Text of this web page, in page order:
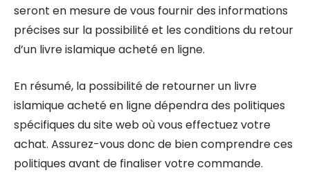
seront en mesure de vous fournir des informations
précises sur la possibilité et les conditions du retour
d’un livre islamique acheté en ligne.
En résumé, la possibilité de retourner un livre
islamique acheté en ligne dépendra des politiques
spécifiques du site web où vous effectuez votre
achat. Assurez-vous donc de bien comprendre ces
politiques avant de finaliser votre commande.